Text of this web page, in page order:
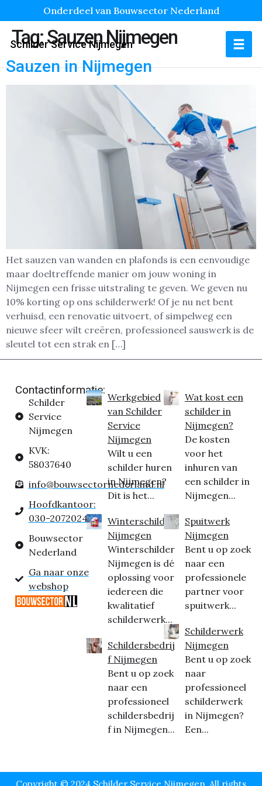
Onderdeel van Bouwsector Nederland
Schilder Service Nijmegen
Tag:Sauzen Nijmegen
Sauzen in Nijmegen
Het sauzen van wanden en plafonds is een eenvoudige
maar doeltreffende manier om jouw woning in
Nijmegen een frisse uitstraling te geven. We geven nu
10% korting op ons schilderwerk! Of je nu net bent
verhuisd, een renovatie uitvoert, of simpelweg een
nieuwe sfeer wilt creëren, professioneel sauswerk is de
sleutel tot een strak en […]
Contactinformatie:
Schilder
Service
Nijmegen
KVK:
58037640
info@bouwsectornederland.nl
Hoofdkantoor:
030-2072024
Bouwsector
Nederland
Ga naar onze
webshop
Werkgebied
van Schilder
Service
Nijmegen
Wilt u een
schilder huren
in Nijmegen?
Dit is het...
Winterschilder
Nijmegen
Winterschilder
Nijmegen is dé
oplossing voor
iedereen die
kwalitatief
schilderwerk...
Schildersbedrij
f Nijmegen
Bent u op zoek
naar een
professioneel
schildersbedrij
f in Nijmegen...
Wat kost een
schilder in
Nijmegen?
De kosten
voor het
inhuren van
een schilder in
Nijmegen...
Spuitwerk
Nijmegen
Bent u op zoek
naar een
professionele
partner voor
spuitwerk...
Schilderwerk
Nijmegen
Bent u op zoek
naar
professioneel
schilderwerk
in Nijmegen?
Een...